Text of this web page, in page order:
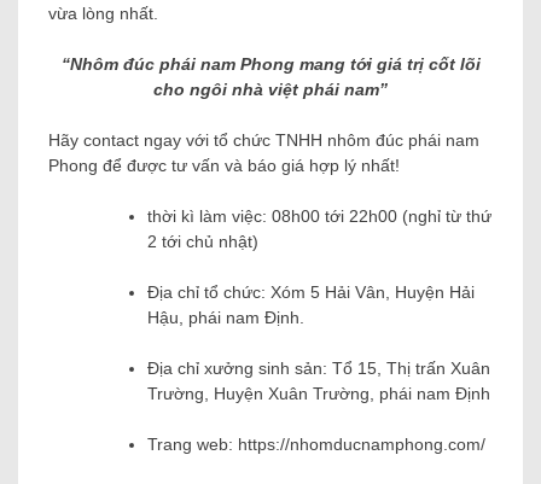
vừa lòng nhất.
“Nhôm đúc phái nam Phong mang tới giá trị cốt lõi
cho ngôi nhà việt phái nam”
Hãy contact ngay với tổ chức TNHH nhôm đúc phái nam
Phong để được tư vấn và báo giá hợp lý nhất!
thời kì làm việc: 08h00 tới 22h00 (nghỉ từ thứ
2 tới chủ nhật)
Địa chỉ tổ chức: Xóm 5 Hải Vân, Huyện Hải
Hậu, phái nam Định.
Địa chỉ xưởng sinh sản: Tổ 15, Thị trấn Xuân
Trường, Huyện Xuân Trường, phái nam Định
Trang web: https://nhomducnamphong.com/